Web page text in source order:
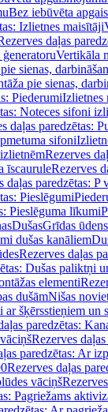
Bez iebūvēta
Izlietnes maisītāji
daļas
Vertikāla
sienas,
pie sienas,
PiederumiIzlietnes
Noteces sifoni
daļas paredzētas:
sifoni
Rezerves
īscauruleRezerves
daļas paredzētas: P
Pieslēgumi
Pieslēguma līkumi
DušasGrīdas
dušas kanāliem
Rezerves daļas
Dušas paliktņi
elementi
dušāmNišas
šķērsstieņiem un
paredzētas:
Rezerves
paredzētas: Ar
Rezerves daļas
vāciņš
Pagriežams